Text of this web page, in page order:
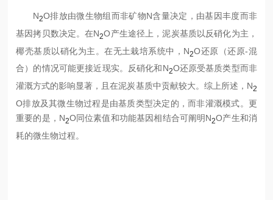
N2O排放由微生物组而非矿物N含量决定，由基因丰度而非
基因拷贝数决定。在N2O产生途径上，泥炭基质以反硝化为主，
椰壳基质以硝化为主。在无土栽培系统中，N2O还原（还原-混
合）的情况可能更接近现实。反硝化和N2O还原受基质类型而非
灌溉方式的影响显著，且在泥炭基质中贡献较大。综上所述，N2
O排放及其微生物过程是由基质类型决定的，而非灌溉模式。更
重要的是，N2O同位素值和功能基因相结合可阐明N2O产生和消
耗的微生物过程。